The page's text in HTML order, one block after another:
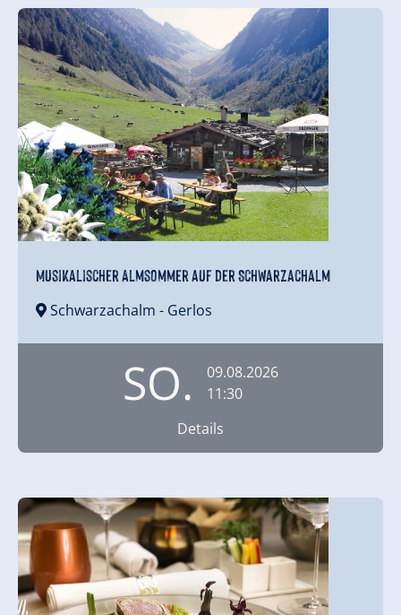
Musikalischer Almsommer auf der Schwarzachalm
Schwarzachalm - Gerlos
SO.
09.08.2026
11:30
Details